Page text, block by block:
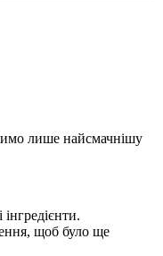
лише найсмачнішу
щоб було ще